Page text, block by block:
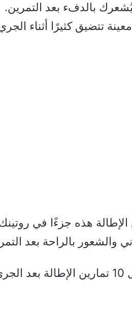
بالدفء بعد التمرين.
تتضيق كثيرًا أثناء
هذه جزءًا في
والشعور بالراحة بعد
حسنا.. في هذه المقالة ستتعرف على أفضل 10 تمارين الإطالة